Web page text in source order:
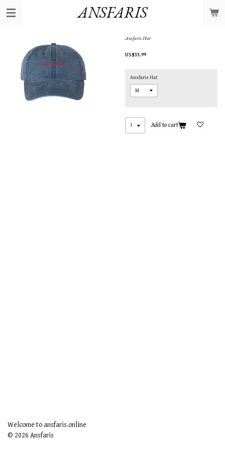
Skip
to
ANSFARIS
Ansfaris Hat
US$33.99
Ansfaris Hat
Add to cart
Welcome to ansfaris.online
© 2026 Ansfaris